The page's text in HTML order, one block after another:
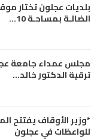
بلديات عجلون تختار
الضالـة بمساحـة 10…
مجلس عمداء جامعة
ترقية الدكتور خالد…
*وزير الأوقاف يفتتح
للواعظات في عجلون